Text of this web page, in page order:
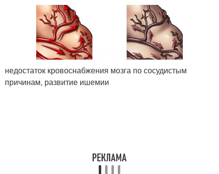
недостаток кровоснабжения мозга по сосудистым
причинам, развитие ишемии